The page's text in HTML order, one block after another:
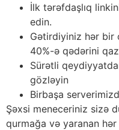
İlk tərəfdaşlıq
edin.
Gətirdiyiniz hər bir
40%-ə qədərini
Sürətli
gözləyin
Birbaşa
Şəxsi meneceriniz sizə
qurmağa və yaranan